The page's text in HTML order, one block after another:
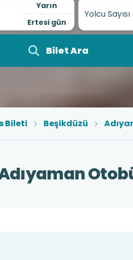
Yarın
Ertesi gün
Yolcu Sayısı
Bilet Ara
Bileti Beşikdüzü